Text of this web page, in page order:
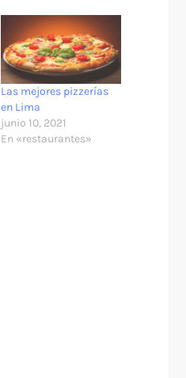
Las mejores pizzerías
en Lima
junio 10, 2021
En «restaurantes»